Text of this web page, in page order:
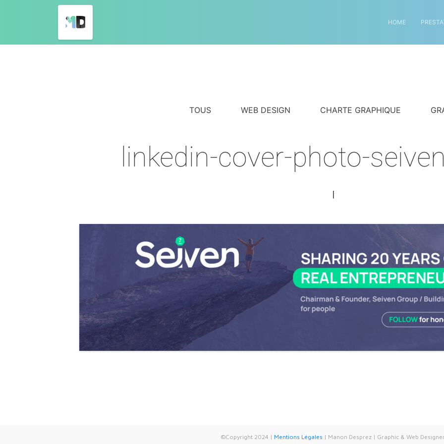
HOME
TOUS WEB DESIGN CHARTE GRAPHIQUE
linkedin-cover-photo-
|
©Copyright 2024 | Mentions Légales | Manon Desprez | Graphic & Web